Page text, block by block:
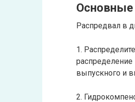
Основные
Распредвал в
1.
распределение
выпускного и
2.